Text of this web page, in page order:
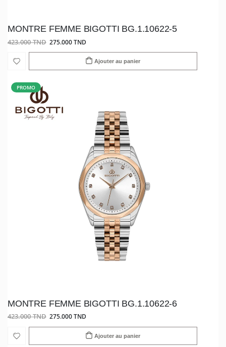
MONTRE FEMME BIGOTTI BG.1.10622-5
423.000 TND 275.000 TND
Ajouter au panier
PROMO
MONTRE FEMME BIGOTTI BG.1.10622-6
423.000 TND 275.000 TND
Ajouter au panier